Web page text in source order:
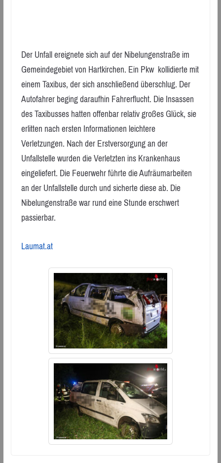
Der Unfall ereignete sich auf der Nibelungenstraße im
Gemeindegebiet von Hartkirchen. Ein Pkw kollidierte mit
einem Taxibus, der sich anschließend überschlug. Der
Autofahrer beging daraufhin Fahrerflucht. Die Insassen
des Taxibusses hatten offenbar relativ großes Glück, sie
erlitten nach ersten Informationen leichtere
Verletzungen. Nach der Erstversorgung an der
Unfallstelle wurden die Verletzten ins Krankenhaus
eingeliefert. Die Feuerwehr führte die Aufräumarbeiten
an der Unfallstelle durch und sicherte diese ab. Die
Nibelungenstraße war rund eine Stunde erschwert
passierbar.
Laumat.at